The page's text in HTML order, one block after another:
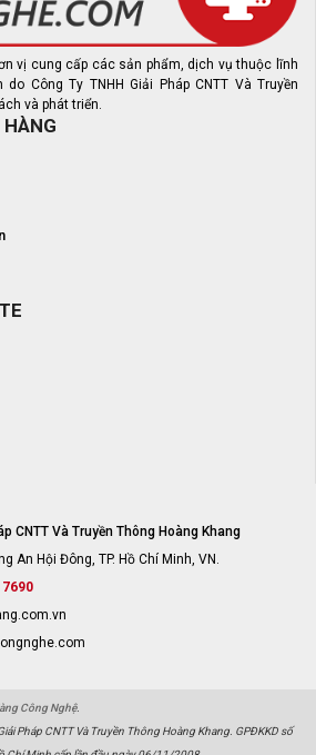
vị cung cấp các sản phẩm, dịch vụ thuộc lĩnh
Công Ty TNHH Giải Pháp CNTT Và Truyền
và phát triển.
CNTT Và Truyền Thông Hoàng Khang
An Hội Đông, TP. Hồ Chí Minh, VN.
Công Nghệ.
Pháp CNTT Và Truyền Thông Hoàng Khang. GPĐKKD số